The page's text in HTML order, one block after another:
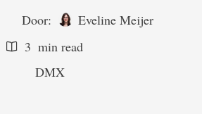
Door:
Eveline Meijer
3 min read